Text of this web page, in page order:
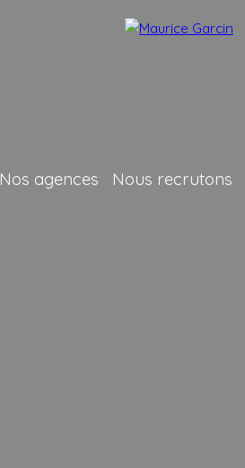
Nos agences Nous recrutons